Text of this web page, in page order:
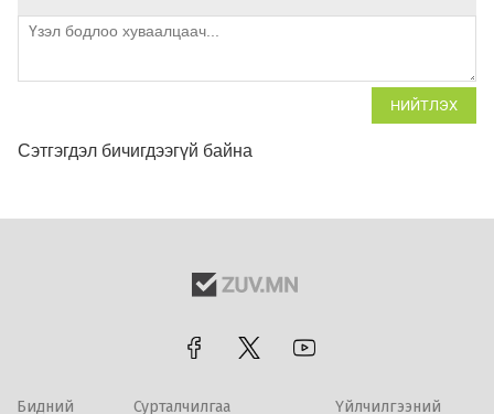
НИЙТЛЭХ
Сэтгэгдэл бичигдээгүй байна
Бидний Сурталчилгаа Үйлчилгээний